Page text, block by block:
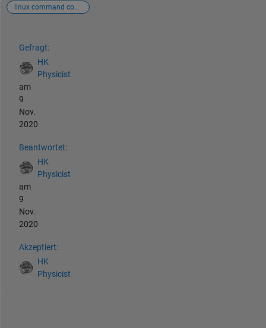
linux command console
Gefragt:
HK
Physicist
am
9
Nov.
2020
Beantwortet:
HK
Physicist
am
9
Nov.
2020
Akzeptiert:
HK
Physicist